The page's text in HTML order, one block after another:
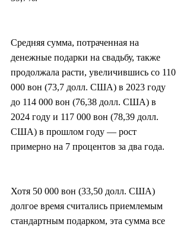
Средняя сумма, потраченная на
денежные подарки на свадьбу, также
продолжала расти, увеличившись со 110
000 вон (73,7 долл. США) в 2023 году
до 114 000 вон (76,38 долл. США) в
2024 году и 117 000 вон (78,39 долл.
США) в прошлом году — рост
примерно на 7 процентов за два года.
Хотя 50 000 вон (33,50 долл. США)
долгое время считались приемлемым
стандартным подарком, эта сумма все